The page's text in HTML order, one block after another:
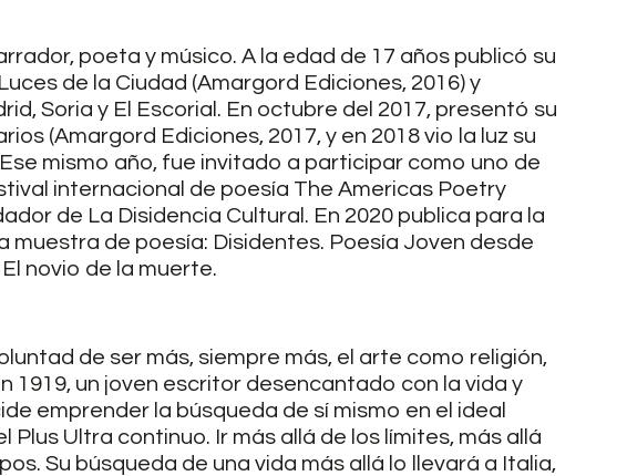
poeta y músico. A la edad de 17 años publicó su
de la Ciudad (Amargord Ediciones, 2016) y
Soria y El Escorial. En octubre del 2017, presentó su
(Amargord Ediciones, 2017, y en 2018 vio la luz su
mismo año, fue invitado a participar como uno de
internacional de poesía The Americas Poetry
de La Disidencia Cultural. En 2020 publica para la
muestra de poesía: Disidentes. Poesía Joven desde
novio de la muerte.
de ser más, siempre más, el arte como religión,
1919, un joven escritor desencantado con la vida y
emprender la búsqueda de sí mismo en el ideal
Plus Ultra continuo. Ir más allá de los límites, más allá
Su búsqueda de una vida más allá lo llevará a Italia,